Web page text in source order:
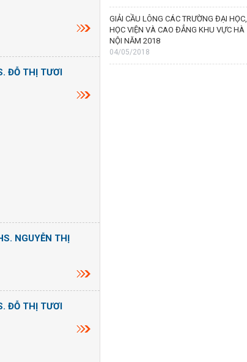
ĐỖ THỊ TƯƠI
NGUYỄN THỊ
ĐỖ THỊ TƯƠI
GIẢI CẦU LÔNG CÁC TRƯỜNG ĐẠI HỌC,
HỌC VIỆN VÀ CAO ĐẲNG KHU VỰC HÀ
NỘI NĂM 2018
04/05/2018